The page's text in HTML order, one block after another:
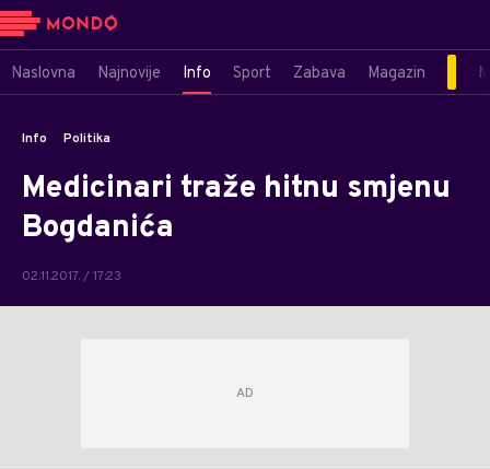
Naslovna Najnovije Info Sport Zabava Magazin
Info Politika
Medicinari traže hitnu smjenu
Bogdanića
02.11.2017. / 17:23